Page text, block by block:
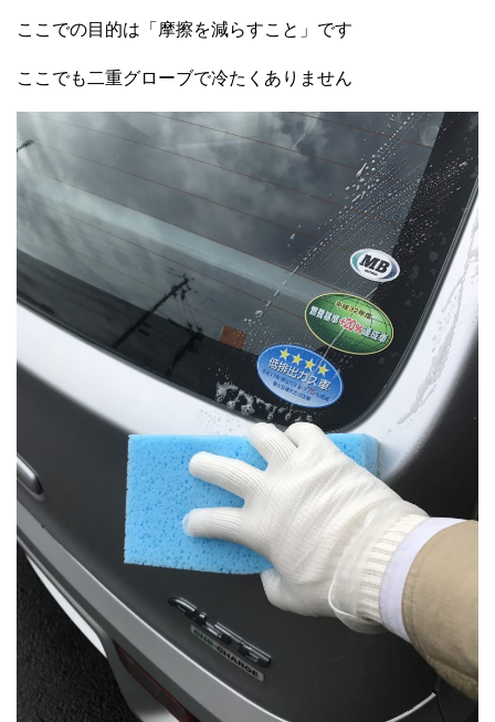
ここでの目的は「摩擦を減らすこと」です
ここでも二重グローブで冷たくありません